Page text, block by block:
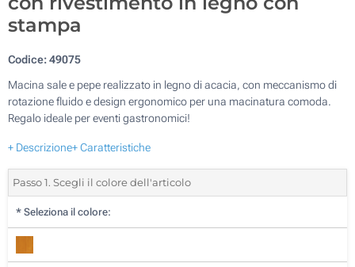
stampa
Codice:49075
Macina sale e pepe realizzato in legno di acacia, con meccanismo di
rotazione fluido e design ergonomico per una macinatura comoda.
Regalo ideale per eventi gastronomici!
+ Descrizione+ Caratteristiche
Passo 1. Scegli il colore dell'articolo
* Seleziona il colore: